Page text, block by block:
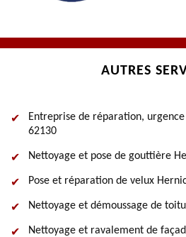
AUTRES
Entreprise de réparation,
62130
Nettoyage et pose de gouttière
Pose et réparation de velux
Nettoyage et démoussage de
Nettoyage et ravalement de